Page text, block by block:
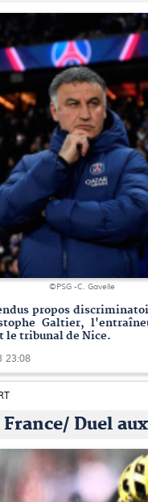
©PSG -C. Gavelle
propos
Galtier,
le tribunal de Nice.
23:08
Duel